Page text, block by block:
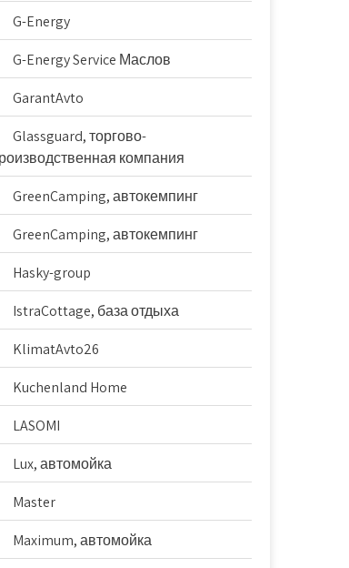
G-Energy
G-Energy Service Маслов
GarantAvto
Glassguard, торгово-
компания
GreenCamping, автокемпинг
GreenCamping, автокемпинг
Hasky-group
IstraCottage, база отдыха
KlimatAvto26
Kuchenland Home
LASOMI
Lux, автомойка
Master
Maximum, автомойка